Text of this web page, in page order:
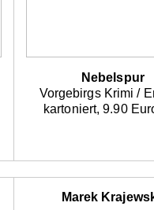
Nebelspur
Vorgebirgs Krimi /
kartoniert, 9.90
Marek